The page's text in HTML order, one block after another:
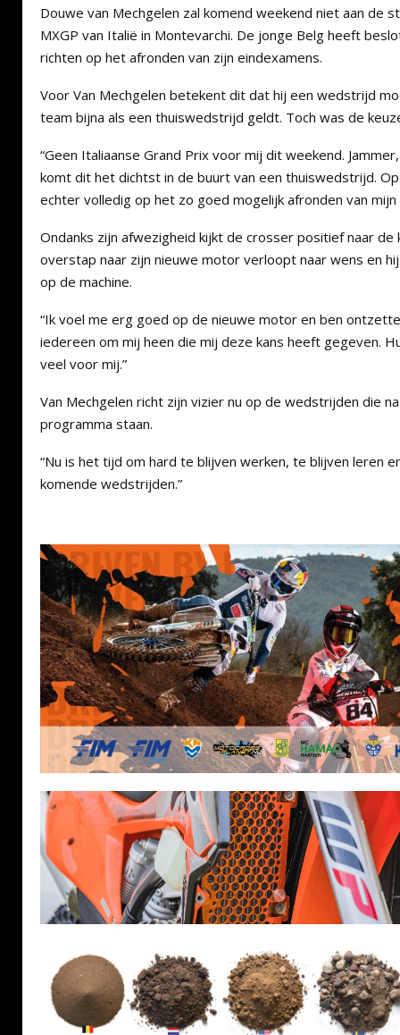
Douwe van Mechgelen zal komend weekend niet aan de
MXGP van Italië in Montevarchi. De jonge Belg heeft
richten op het afronden van zijn eindexamens.
Voor Van Mechgelen betekent dit dat hij een wedstrijd
team bijna als een thuiswedstrijd geldt. Toch was de
“Geen Italiaanse Grand Prix voor mij dit weekend.
komt dit het dichtst in de buurt van een thuiswedstrijd.
echter volledig op het zo goed mogelijk afronden van mijn
Ondanks zijn afwezigheid kijkt de crosser positief naar de
overstap naar zijn nieuwe motor verloopt naar wens en
op de machine.
“Ik voel me erg goed op de nieuwe motor en ben
iedereen om mij heen die mij deze kans heeft gegeven.
veel voor mij.”
Van Mechgelen richt zijn vizier nu op de wedstrijden die
programma staan.
“Nu is het tijd om hard te blijven werken, te blijven leren
komende wedstrijden.”